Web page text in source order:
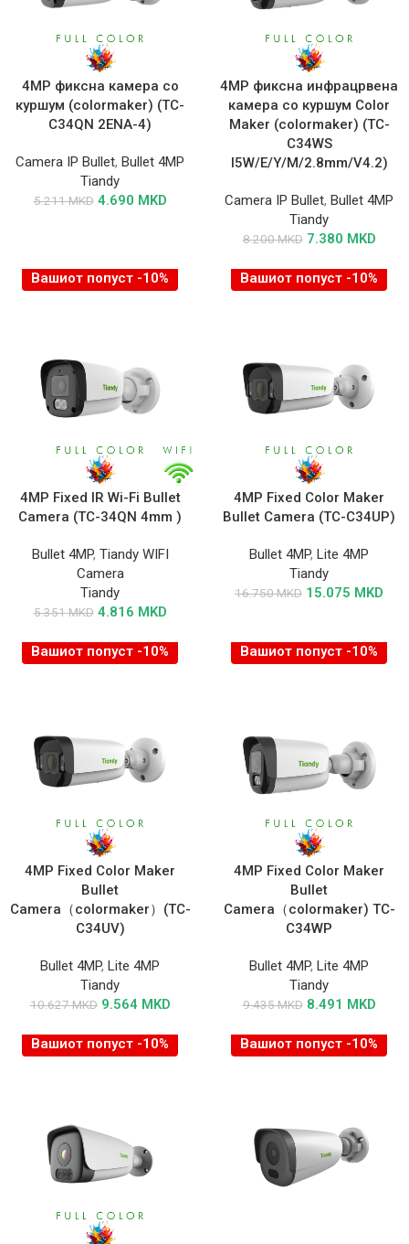
4MP фиксна камера со
куршум (colormaker) (TC-
C34QN 2ENA-4)
Camera IP Bullet, Bullet 4MP
Tiandy
5.211MKD 4.690 MKD
4MP фиксна инфрацрвена
камера со куршум Color
Maker (colormaker) (TC-
C34WS
I5W/E/Y/M/2.8mm/V4.2)
Camera IP Bullet, Bullet 4MP
Tiandy
8.200MKD 7.380 MKD
Вашиот попуст -10%
4MP Fixed IR Wi-Fi Bullet
Camera (TC-34QN 4mm )
Bullet 4MP, Tiandy WIFI
Camera
Tiandy
5.351MKD 4.816 MKD
Вашиот попуст -10%
4MP Fixed Color Maker
Bullet Camera (TC-C34UP)
Bullet 4MP, Lite 4MP
Tiandy
16.750MKD 15.075 MKD
Вашиот попуст -10%
4MP Fixed Color Maker
Bullet
Camera（colormaker）(TC-
C34UV)
Bullet 4MP, Lite 4MP
Tiandy
10.627MKD 9.564 MKD
Вашиот попуст -10%
4MP Fixed Color Maker
Bullet
Camera（colormaker) TC-
C34WP
Bullet 4MP, Lite 4MP
Tiandy
9.435MKD 8.491 MKD
Вашиот попуст -10% Вашиот попуст -10%